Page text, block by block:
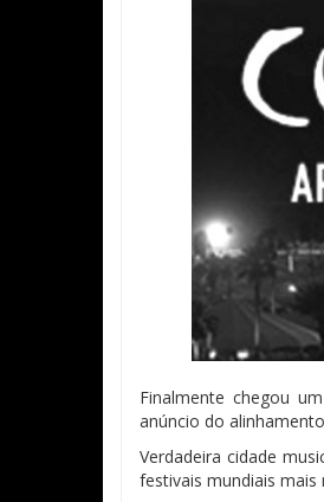
Finalmente chegou
anúncio do
Verdadeira cidade
festivais mundiais mais